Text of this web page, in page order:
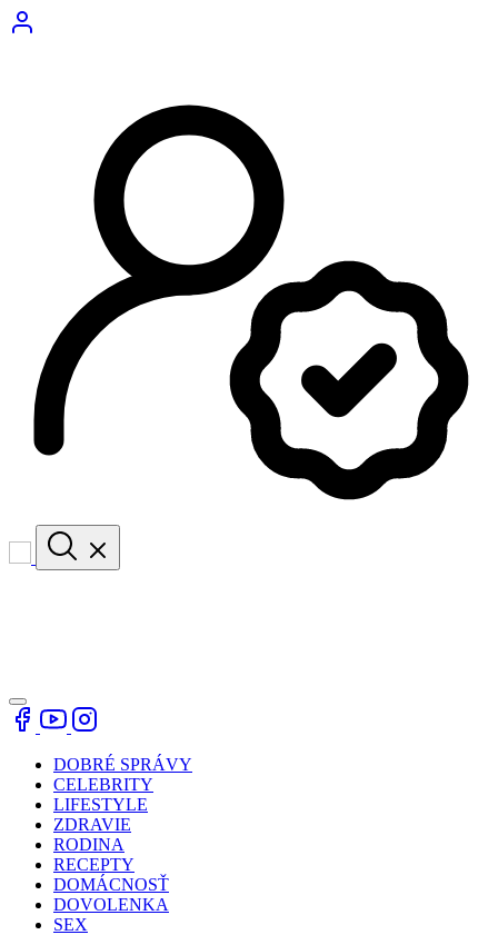
DOBRÉ SPRÁVY
CELEBRITY
LIFESTYLE
ZDRAVIE
RODINA
RECEPTY
DOMÁCNOSŤ
DOVOLENKA
SEX